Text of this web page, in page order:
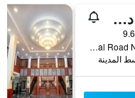
لا بالميراي دي انكور
National Road N6 (Airport Road), سيم ريب, كمبوديا